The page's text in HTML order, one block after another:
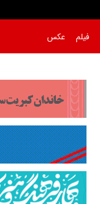
فیلم عکس